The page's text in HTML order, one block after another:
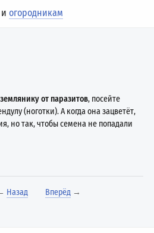
иогородникам
от паразитов, посейте
(ноготки). А когда она зацветёт,
но так, чтобы семена не попадали
Назад Вперёд→